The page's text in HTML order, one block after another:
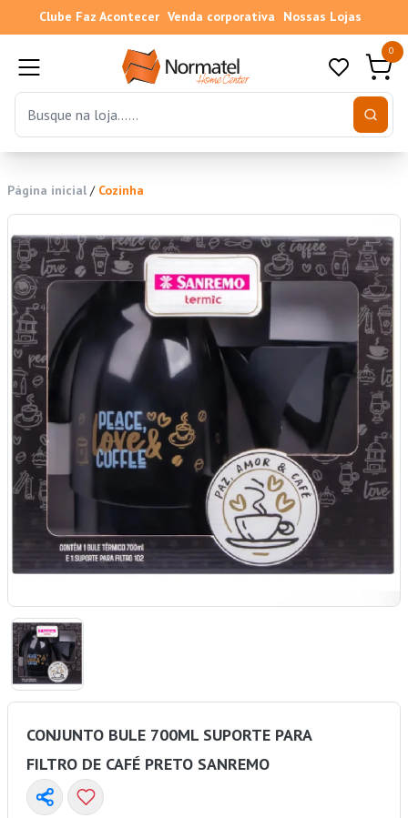
Clube Faz Acontecer Venda corporativa Nossas Lojas
0
Página inicial / Cozinha
CONJUNTO BULE 700ML SUPORTE PARA
FILTRO DE CAFÉ PRETO SANREMO